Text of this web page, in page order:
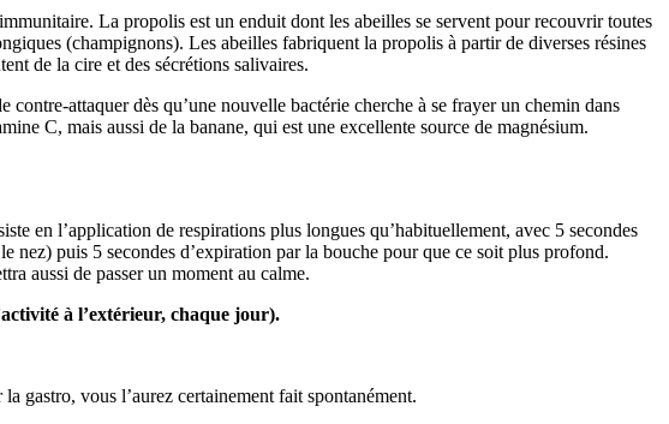
La propolis est un enduit dont les abeilles se servent pour recouvrir toutes
(champignons). Les abeilles fabriquent la propolis à partir de diverses résines
de la cire et des sécrétions salivaires.
attaquer dès qu’une nouvelle bactérie cherche à se frayer un chemin dans
C, mais aussi de la banane, qui est une excellente source de magnésium.
en l’application de respirations plus longues qu’habituellement, avec 5 secondes
nez) puis 5 secondes d’expiration par la bouche pour que ce soit plus profond.
aussi de passer un moment au calme.
à l’extérieur, chaque jour).
gastro, vous l’aurez certainement fait spontanément.